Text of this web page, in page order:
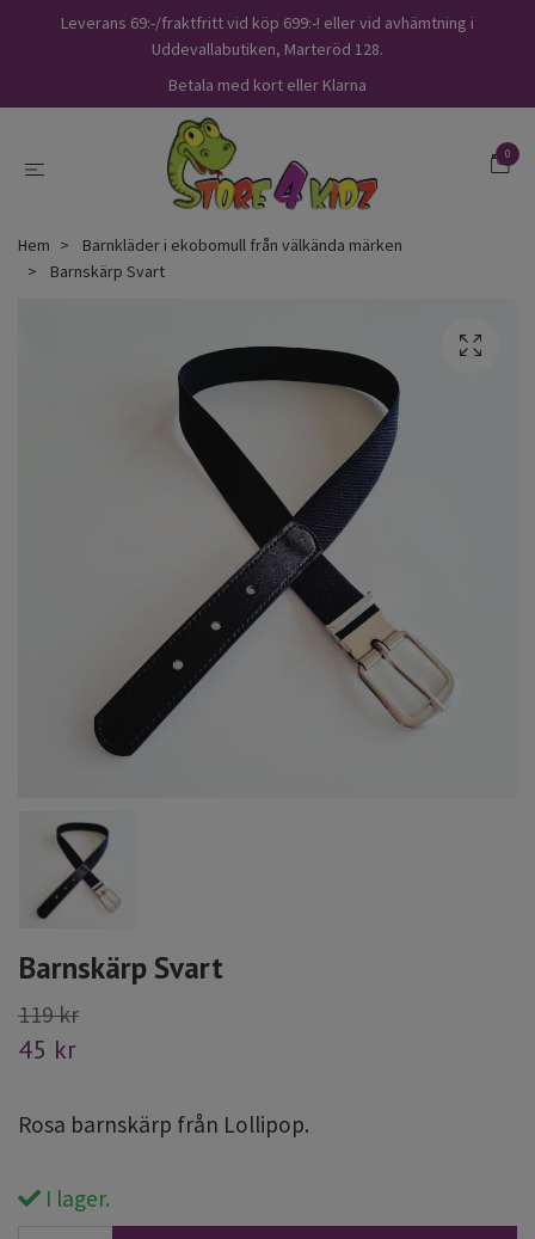
Leverans 69:-/fraktfritt vid köp 699:-! eller vid avhämtning i
Uddevallabutiken, Marteröd 128.
Betala med kort eller Klarna
0
Hem
Barnkläder i ekobomull från välkända märken
Barnskärp Svart
Barnskärp Svart
119 kr
45 kr
Rosa barnskärp från Lollipop.
I lager.